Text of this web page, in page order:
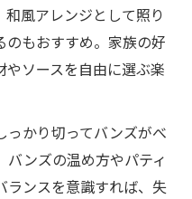
風アレンジとして照り
もおすすめ。家族の好
ソースを自由に選ぶ楽
っかり切ってバンズがべ
バンズの温め方やパティ
ランスを意識すれば、失